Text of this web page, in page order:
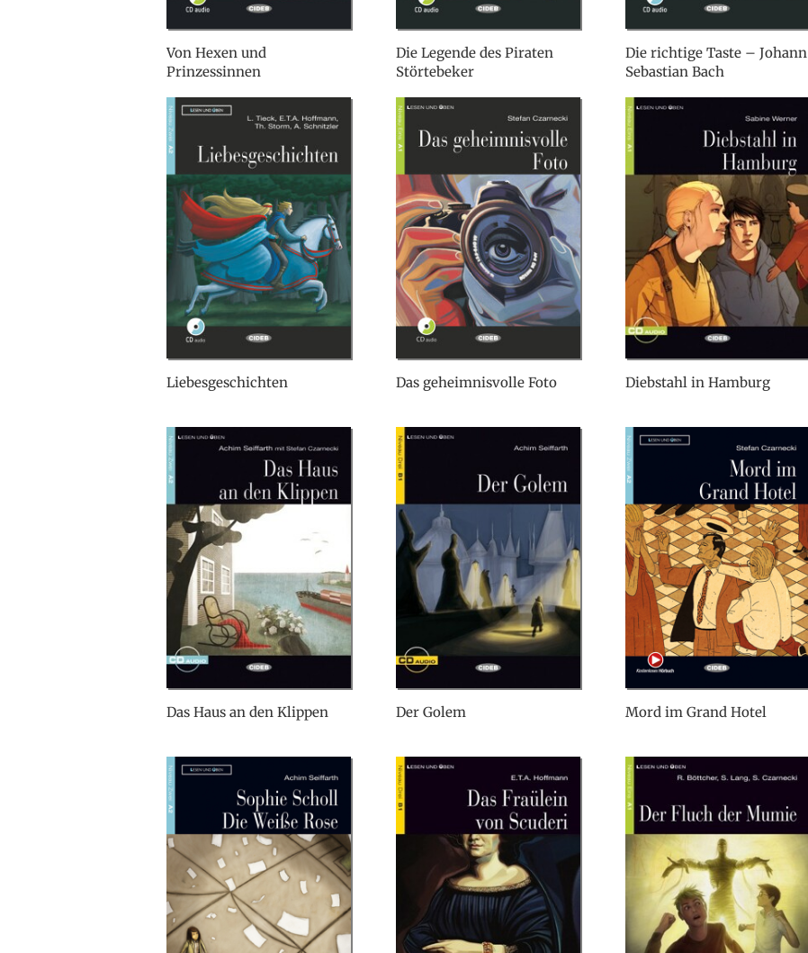
Von Hexen und
Prinzessinnen
Die Legende des Piraten
Störtebeker
Die richtige Taste – Johann
Sebastian Bach
Liebesgeschichten Das geheimnisvolle Foto Diebstahl in Hamburg
Das Haus an den Klippen Der Golem Mord im Grand Hotel